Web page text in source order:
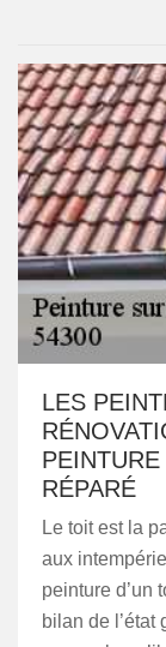
LES
RÉPARÉ
Le toit est la
aux
peinture d’un
bilan de l’état